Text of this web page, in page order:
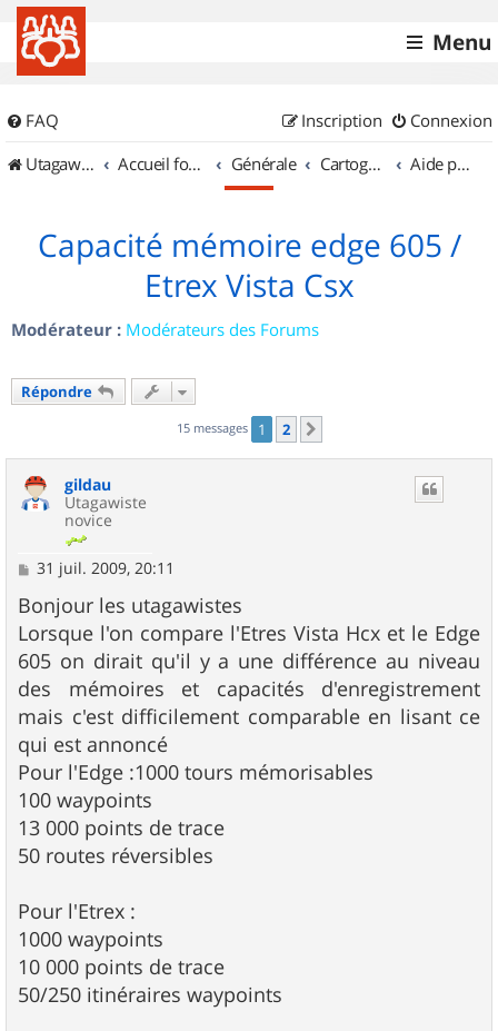
Menu
FAQ Connexion
Inscription
UtagawaVTT (Randos VTT et VTTAE avec traces GPS)
Accueil forum Générale Cartographie et GPS Aide pour l'achat d'un GPS
Capacité mémoire edge 605 /
Etrex Vista Csx
Modérateur : Modérateurs des Forums
Répondre
15 messages 1 2
gildau
Utagawiste
novice
M
s
s
a
g
e
31 juil. 2009, 20:11
Bonjour les utagawistes
Lorsque l'on compare l'Etres Vista Hcx et le Edge
605 on dirait qu'il y a une différence au niveau
des mémoires et capacités d'enregistrement
mais c'est difficilement comparable en lisant ce
qui est annoncé
Pour l'Edge :1000 tours mémorisables
100 waypoints
13 000 points de trace
50 routes réversibles
Pour l'Etrex :
1000 waypoints
10 000 points de trace
50/250 itinéraires waypoints